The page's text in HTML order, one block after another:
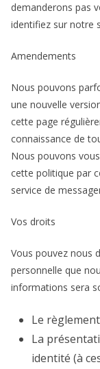
demanderons pas
identifiez sur notre
Amendements
Nous pouvons
une nouvelle
cette page
connaissance de
Nous pouvons
cette politique par
service de
Vos droits
Vous pouvez nous
personnelle que
informations sera
Le
La
identité (à